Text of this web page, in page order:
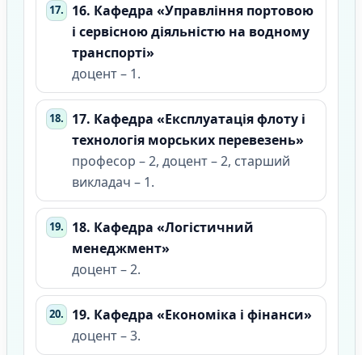
16. Кафедра «Управління портовою
і сервісною діяльністю на водному
транспорті»
доцент – 1.
17. Кафедра «Експлуатація флоту і
технологія морських перевезень»
професор – 2, доцент – 2, старший
викладач – 1.
18. Кафедра «Логістичний
менеджмент»
доцент – 2.
19. Кафедра «Економіка і фінанси»
доцент – 3.